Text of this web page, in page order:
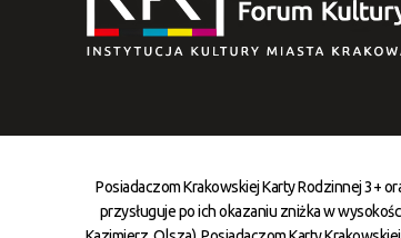
Posiadaczom Krakowskiej Karty Rodzinnej 3+
przysługuje po ich okazaniu zniżka w